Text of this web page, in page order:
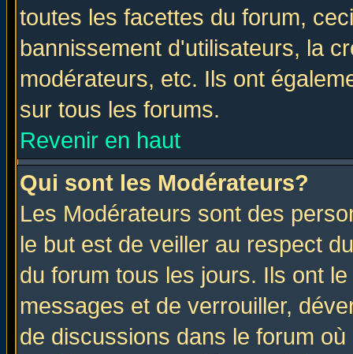
toutes les facettes du forum,
bannissement d'utilisateurs, la
modérateurs, etc. Ils ont
sur tous les forums.
Revenir en haut
Qui sont les Modérateurs?
Les Modérateurs sont des
le but est de veiller au respect
du forum tous les jours. Ils ont
messages et de verrouiller,
de discussions dans le forum